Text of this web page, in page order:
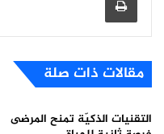
مقالات ذات صلة
التقنيات الذكيّة تمنح المرضى